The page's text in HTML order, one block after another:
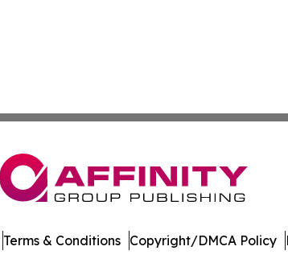
Terms & Conditions Copyright/DMCA Policy